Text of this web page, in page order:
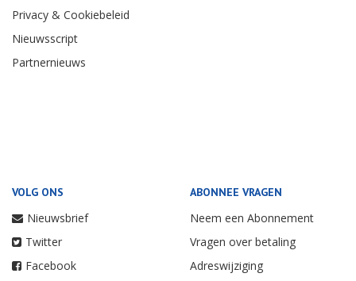
Privacy & Cookiebeleid
Nieuwsscript
Partnernieuws
VOLG ONS
Nieuwsbrief
Twitter
Facebook
ABONNEE VRAGEN
Neem een Abonnement
Vragen over betaling
Adreswijziging